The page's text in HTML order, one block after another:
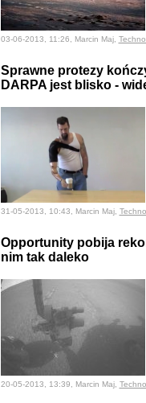
03-06-2013, 11:26, Marcin Maj,
Sprawne protezy
DARPA jest blisko -
31-05-2013, 10:43, Marcin Maj,
Opportunity pobija
nim tak daleko
20-05-2013, 13:39, Marcin Maj,